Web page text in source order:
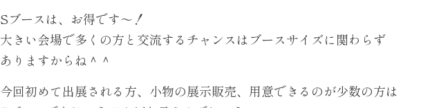
Sブースは、お得です～！
大きい会場で多くの方と交流するチャンスはブースサイズに関わらず
ありますからね＾＾
今回初めて出展される方、小物の展示販売、用意できるのが少数の方は